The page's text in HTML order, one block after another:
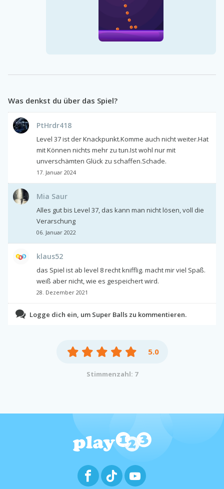
Was denkst du über das Spiel?
PtHrdr418
Level 37 ist der Knackpunkt.Komme auch nicht weiter.Hat
mit Können nichts mehr zu tun.Ist wohl nur mit
unverschämten Glück zu schaffen.Schade.
17. Januar 2024
Mia Saur
Alles gut bis Level 37, das kann man nicht lösen, voll die
Verarschung
06. Januar 2022
klaus52
das Spiel ist ab level 8 recht knifflig. macht mir viel Spaß.
weiß aber nicht, wie es gespeichert wird.
28. Dezember 2021
Logge dich ein, um Super Balls zu kommentieren.
5.0
Stimmenzahl: 7